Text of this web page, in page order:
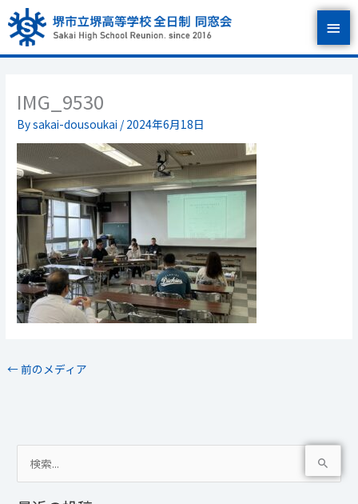
容
を
ス
メ
イ
IMG_9530
Bysakai-dousoukai / 2024年6月18日
←前のメディア
索